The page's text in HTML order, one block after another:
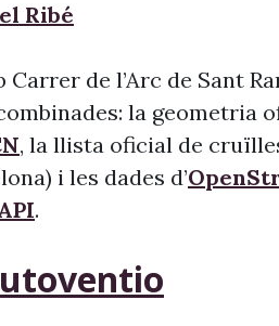
Ribé
de l’Arc de Sant
la geometria
, la llista oficial de
i les dades d’
.